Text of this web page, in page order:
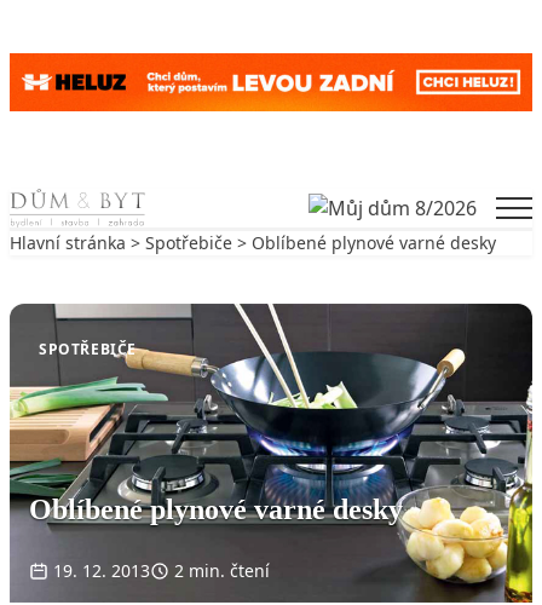
Skip to content
Hlavní stránka > Spotřebiče > Oblíbené plynové varné desky
SPOTŘEBIČE
Oblíbené plynové varné desky
19. 12. 2013 2 min. čtení